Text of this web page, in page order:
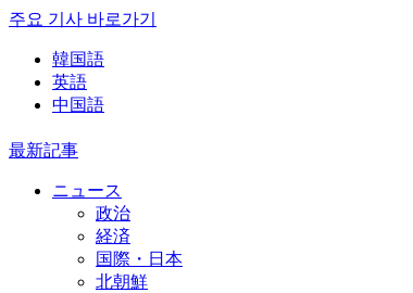
주요 기사 바로가기
韓国語
英語
中国語
最新記事
ニュース
政治
経済
国際・日本
北朝鮮